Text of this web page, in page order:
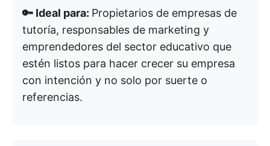
🔑 Ideal para: Propietarios de empresas de
tutoría, responsables de marketing y
emprendedores del sector educativo que
estén listos para hacer crecer su empresa
con intención y no solo por suerte o
referencias.